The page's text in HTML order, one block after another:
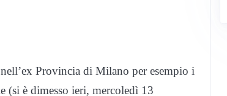
Provincia di Milano per esempio i
(si è dimesso ieri, mercoledì 13